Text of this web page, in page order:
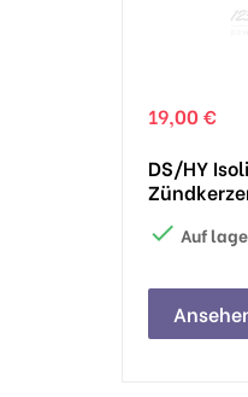
19,00 €
DS/HY
 Auf